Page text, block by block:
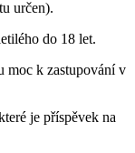
určen).
do 18 let.
moc k zastupování v
je příspěvek na